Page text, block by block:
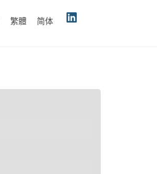
繁體 简体